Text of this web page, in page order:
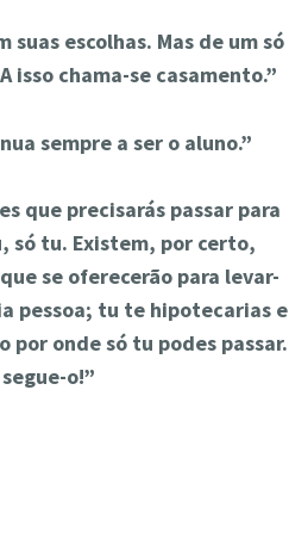
escolhas. Mas de um só
isso chama-se casamento.”
sempre a ser o aluno.”
que precisarás passar para
só tu. Existem, por certo,
se oferecerão para levar-
pessoa; tu te hipotecarias e
por onde só tu podes passar.
o!”